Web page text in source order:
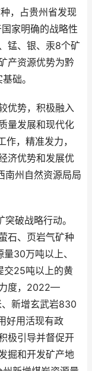
，占贵州省发现
家明确的战略性
锰、银、汞8个矿
产资源优势为黔
础。
优势，积极融入
量发展和现代化
，精准发力，
济优势和发展优
南州自然资源局局
破战略行动。
石、页岩气矿种
30万吨以上、
交25吨以上的黄
力度，2022—
新增玄武岩830
好用活现有政
极引导并督促开
掘和开发矿产地